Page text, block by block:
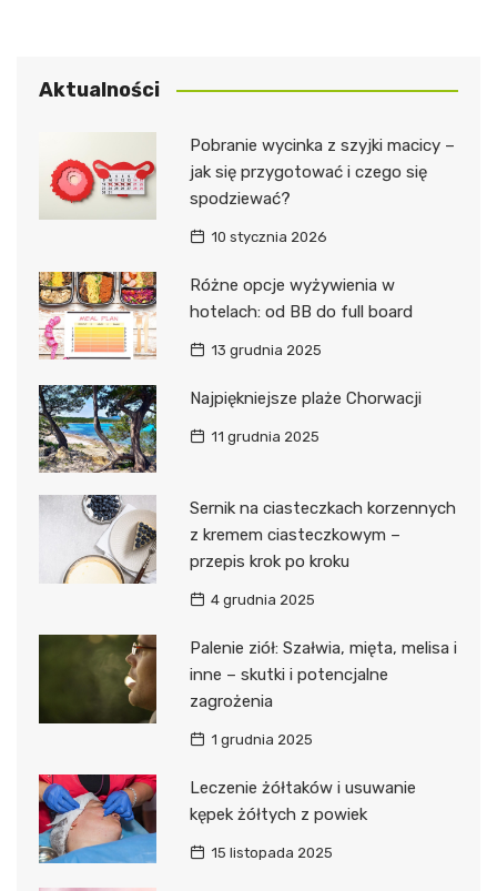
Aktualności
Pobranie wycinka z szyjki macicy –
jak się przygotować i czego się
spodziewać?
10 stycznia 2026
Różne opcje wyżywienia w
hotelach: od BB do full board
13 grudnia 2025
Najpiękniejsze plaże Chorwacji
11 grudnia 2025
Sernik na ciasteczkach korzennych
z kremem ciasteczkowym –
przepis krok po kroku
4 grudnia 2025
Palenie ziół: Szałwia, mięta, melisa i
inne – skutki i potencjalne
zagrożenia
1 grudnia 2025
Leczenie żółtaków i usuwanie
kępek żółtych z powiek
15 listopada 2025